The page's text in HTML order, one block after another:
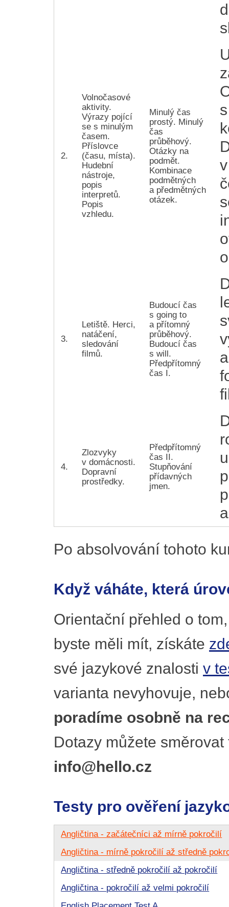
2.
Volnočasové
aktivity.
Výrazy pojící
se s minulým
časem.
Příslovce
(času, místa).
Hudební
nástroje,
popis
interpretů.
Popis
vzhledu.
Minulý čas
prostý. Minulý
čas
průběhový.
Otázky na
podmět.
Kombinace
podmětných
a předmětných
otázek.
3.
Letiště. Herci,
natáčení,
sledování
filmů.
Budoucí čas
s going to
a přítomný
průběhový.
Budoucí čas
s will.
Předpřítomný
čas I.
4.
Zlozvyky
v domácnosti.
Dopravní
prostředky.
Předpřítomný
čas II.
Stupňování
přídavných
jmen.
Po absolvování tohoto
Když váháte, která
Orientační přehled o
byste měli mít, získáte
své jazykové znalosti v
varianta nevyhovuje,
poradíme osobně na
Dotazy můžete
info@hello.cz
Testy pro ověření
Angličtina - začátečníci až mírně pokročilí
Angličtina - mírně pokročilí až středně
Angličtina - středně pokročilí až pokročilí
Angličtina - pokročilí až velmi pokročilí